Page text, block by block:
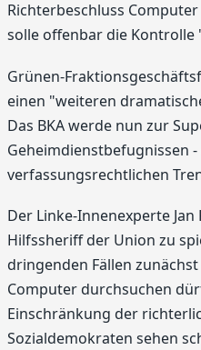
Richterbeschluss
solle offenbar die Kontrolle
Grünen-
einen "weiteren
Das BKA werde nun zur
Geheimdienstbefugnissen
verfassungsrechtlichen
Der Linke-Innenexperte
Hilfssheriff der Union zu
dringenden Fällen
Computer durchsuchen
Einschränkung der
Sozialdemokraten sehen